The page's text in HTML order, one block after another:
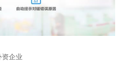
资企业